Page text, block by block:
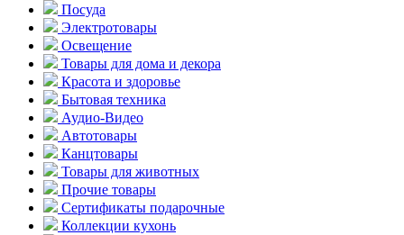
Посуда
Электротовары
Освещение
Товары для дома и декора
Красота и здоровье
Бытовая техника
Аудио-Видео
Автотовары
Канцтовары
Товары для животных
Прочие товары
Сертификаты подарочные
Коллекции кухонь